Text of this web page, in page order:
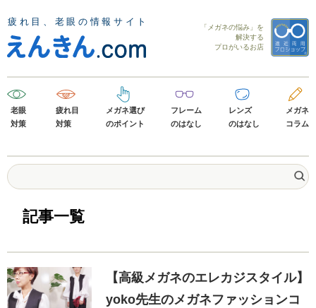
「メガネの悩み」を
解決する
プロがいるお店
老眼
対策
疲れ目
対策
メガネ選び
のポイント
フレーム
のはなし
レンズ
のはなし
メガネ
コラム
記事一覧
【高級メガネのエレカジスタイル】
yoko先生のメガネファッションコ